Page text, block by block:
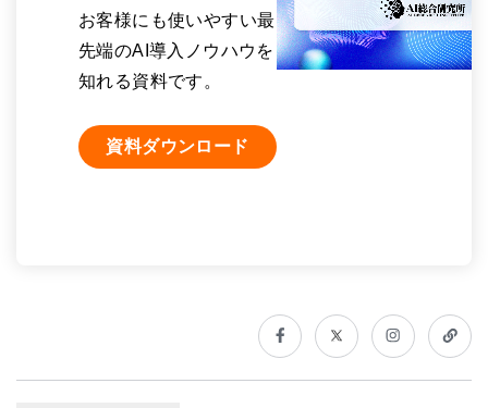
お客様にも使いやすい最
先端のAI導入ノウハウを
知れる資料です。
資料ダウンロード